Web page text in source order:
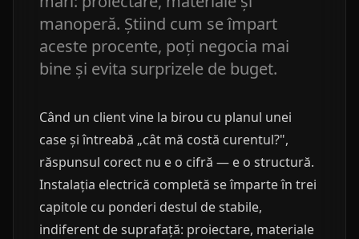
manoperă. Știind cum se împart
aceste procente, poți negocia mai
bine și evita surprizele de buget.
Când un client vine la birou cu planul unei
case și întreabă „cât mă costă curentul?",
răspunsul corect nu e o cifră — e o structură.
Instalația electrică completă se împarte în trei
capitole cu ponderi destul de stabile,
indiferent de suprafață: proiectare, materiale